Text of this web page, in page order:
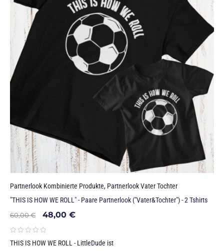
Partnerlook Kombinierte Produkte, Partnerlook Vater Tochter
"THIS IS HOW WE ROLL" - Paare Partnerlook ("Vater&Tochter") - 2 Tshirts
60,00€ 48,00 €
THIS IS HOW WE ROLL - LittleDude ist